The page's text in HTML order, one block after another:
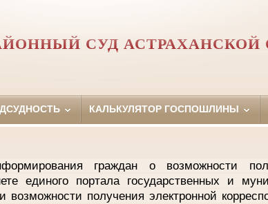
СУД АСТРАХАНСКОЙ
КАЛЬКУЛЯТОР ГОСПОШЛИНЫ
граждан о возможности
единого портала государственных и
возможности получения электронной